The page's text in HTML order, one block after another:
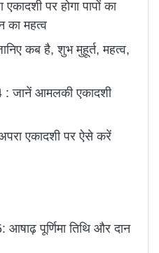
पर होगा पापों का
का महत्व
कब है, शुभ मुहूर्त, महत्व,
जानें आमलकी एकादशी
एकादशी पर ऐसे करें
पूर्णिमा तिथि और दान